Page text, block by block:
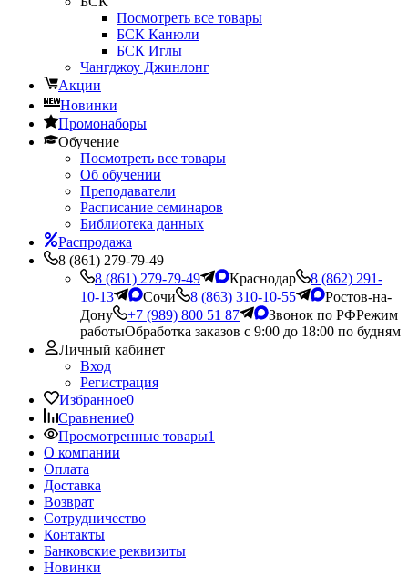
Посмотреть все товары
БСК Канюли
БСК Иглы
Чангджоу Джинлонг
Акции
Новинки
Промонаборы
Обучение
Посмотреть все товары
Об обучении
Преподаватели
Расписание семинаров
Библиотека данных
Распродажа
8 (861) 279-79-49
8 (861) 279-79-49
Краснодар
8 (862) 291-
10-13
Сочи 8 (863) 310-10-55
Ростов-на-
Дону
+7 (989) 800 51 87 Звонок по РФРежим
работыОбработка заказов с 9:00 до 18:00 по будням
Личный кабинет
Вход
Регистрация
Избранное0
Сравнение0
Просмотренные товары1
О компании
Оплата
Доставка
Возврат
Сотрудничество
Контакты
Банковские реквизиты
Новинки